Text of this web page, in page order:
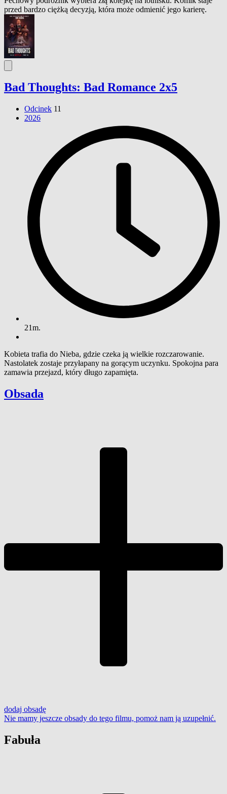
przed bardzo ciężką decyzją, która może odmienić jego karierę.
Bad Thoughts: Bad Romance 2x5
Odcinek 11
2026
21m.
Kobieta trafia do Nieba, gdzie czeka ją wielkie rozczarowanie.
Nastolatek zostaje przyłapany na gorącym uczynku. Spokojna para
zamawia przejazd, który długo zapamięta.
Obsada
dodaj obsadę
Nie mamy jeszcze obsady do tego filmu, pomoż nam ją uzupełnić.
Fabuła